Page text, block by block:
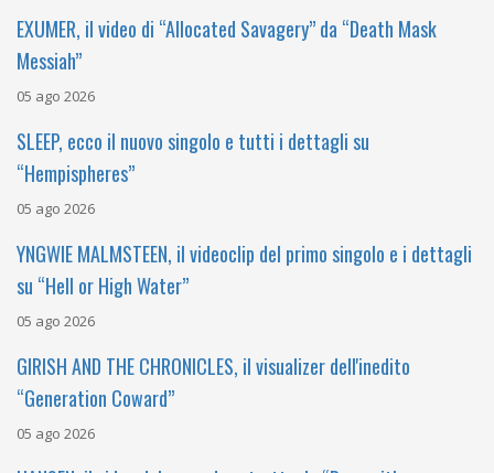
EXUMER, il video di “Allocated Savagery” da “Death Mask
Messiah”
05 ago 2026
SLEEP, ecco il nuovo singolo e tutti i dettagli su
“Hempispheres”
05 ago 2026
YNGWIE MALMSTEEN, il videoclip del primo singolo e i dettagli
su “Hell or High Water”
05 ago 2026
GIRISH AND THE CHRONICLES, il visualizer dell'inedito
“Generation Coward”
05 ago 2026